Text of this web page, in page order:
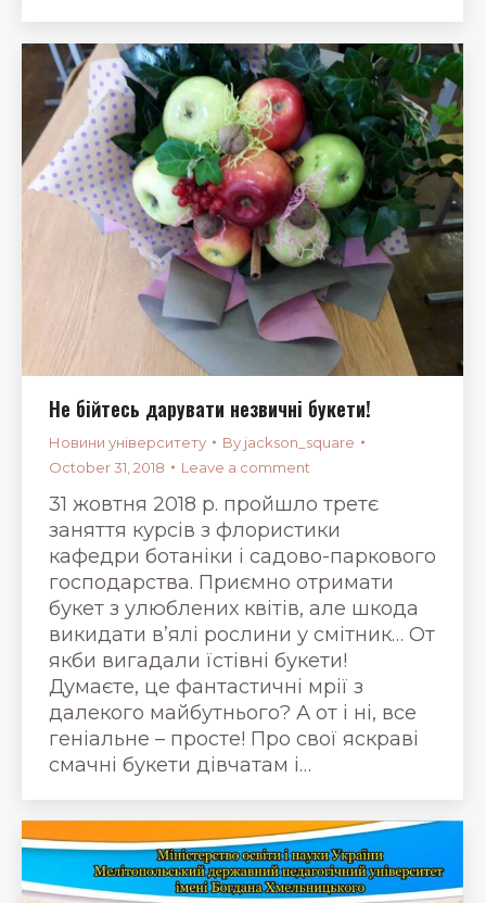
Не бійтесь дарувати незвичні букети!
Новини університету By jackson_square
October 31, 2018
Leave a comment
31 жовтня 2018 р. пройшло третє
заняття курсів з флористики
кафедри ботаніки і садово-паркового
господарства. Приємно отримати
букет з улюблених квітів, але шкода
викидати в’ялі рослини у смітник… От
якби вигадали їстівні букети!
Думаєте, це фантастичні мрії з
далекого майбутнього? А от і ні, все
геніальне – просте! Про свої яскраві
смачні букети дівчатам і…